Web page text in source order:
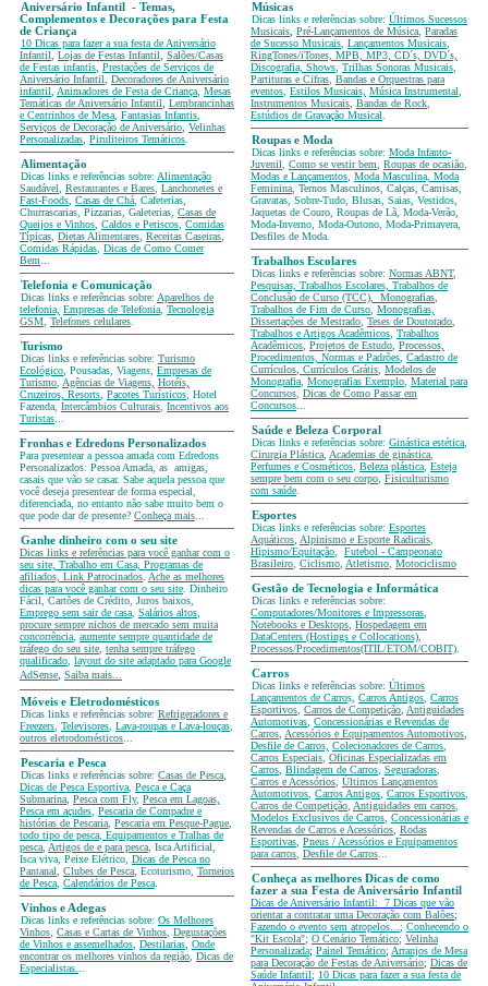
Aniversário Infantil - Temas,
Complementos e Decorações para Festa
de Criança
10 Dicas para fazer a sua festa de Aniversário
Infantil
Lojas de Festas Infantil
Salões/Casas
de Festas infantis Prestações de Serviços de
Aniversário Infantil
Decoradores de Aniversário
infantil
Animadores de Festa de Criança Mesas
Temáticas de Aniversário Infantil
Lembrancinhas
e Centrinhos de Mesa Fantasias Infantis
Serviços de Decoração de Aniversário Velinhas
Personalizadas Piruliteiros Temáticos
Alimentação
Dicas links e referências sobre: Alimentação
Saudável
Restaurantes e Bares Lanchonetes e
Fast-Foods Casas de Chá , Cafeterias,
Churrascarias, Pizzarias, Galeterias, Casas de
Queijos e Vinhos Caldos e Petiscos Comidas
Típicas Dietas Alimentares Receitas Caseiras
Comidas Rápidas Dicas de Como Comer
Bem
Telefonia e Comunicação
Dicas links e referências sobre: Aparelhos de
telefonia, Empresas de Telefonia Tecnologia
GSM Telefones celulares
Turismo
Dicas links e referências sobre: Turismo
Ecológico , Pousadas, Viagens, Empresas de
Turismo Agências de Viagens, Hotéis,
Cruzeiros, Resorts Pacotes Turísticos , Hotel
Fazenda, Intercâmbios Culturais Incentivos aos
Turistas
Fronhas e Edredons Personalizados
Para presentear a pessoa amada com Edredons
Personalizados: Pessoa Amada, as amigas,
casais que vão se casar. Sabe aquela pessoa que
você deseja presentear de forma especial,
diferenciada, no entanto não sabe muito bem o
que pode dar de presente? Conheça mais
Ganhe dinheiro com o seu site
Dicas links e referências para você ganhar com o
seu site, Trabalho em Casa, Programas de
afiliados, Link Patrocinados Ache as melhores
dicas para você ganhar com o seu site . Dinheiro
Fácil, Cartões de Crédito, Juros baixos,
Emprego sem sair de casa Salários altos
procure sempre nichos de mercado sem muita
concorrência aumente sempre quantidade de
tráfego do seu site tenha sempre tráfego
qualificado layout do site adaptado para Google
AdSense, Saiba mais...
Móveis e Eletrodomésticos
Dicas links e referências sobre: Refrigeradores e
Freezers Televisores Lava-roupas e Lava-louças
outros eletrodomésticos
Pescaria e Pesca
Dicas links e referências sobre: Casas de Pesca
Dicas de Pesca Esportiva Pesca e Caça
Submarina Pesca com Fly, Pesca em Lagoas,
Pesca em açudes Pescaria de Compadre e
histórias de Pescaria Pescaria em Pesque-Pague
todo tipo de pesca Equipamentos e Tralhas de
pesca Artigos de e para pesca , Isca Artificial,
Isca viva, Peixe Elétrico, Dicas de Pesca no
Pantanal
Clubes de Pesca , Ecoturismo, Torneios
de Pesca Calendários de Pesca
Vinhos e Adegas
Dicas links e referências sobre: Os Melhores
Vinhos Casas e Cartas de Vinhos Degustações
de Vinhos e assemelhados Destilarias Onde
encontrar os melhores vinhos da região Dicas de
Especialistas.
Músicas
Dicas links e referências sobre: Últimos Sucessos
Musicais Pré-Lançamentos de Música Paradas
de Sucesso Musicais Lançamentos Musicais
RingTones/iTones, MPB, MP3, CD´s, DVD´s,
Discografia, Shows Trilhas Sonoras Musicais
Partituras e Cifras Bandas e Orquestras para
eventos Estilos Musicais, Música Instrumental
Instrumentos Musicais Bandas de Rock
Estúdios de Gravação Musical
Roupas e Moda
Dicas links e referências sobre: Moda Infanto-
Juvenil
Como se vestir bem Roupas de ocasião
Modas e Lançamentos Moda Masculina, Moda
Feminina , Ternos Masculinos, Calças, Camisas,
Gravatas, Sobre-Tudo, Blusas, Saias, Vestidos,
Jaquetas de Couro, Roupas de Lã, Moda-Verão,
Moda-Inverno, Moda-Outono, Moda-Primavera,
Desfiles de Moda.
Trabalhos Escolares
Dicas links e referências sobre: Normas ABNT,
Pesquisas, Trabalhos Escolares, Trabalhos de
Conclusão de Curso (TCC), Monografias
Trabalhos de Fim de Curso Monografias,
Dissertações de Mestrado Teses de Doutorado
Trabalhos e Artigos Acadêmicos Trabalhos
Acadêmicos Projetos de Estudo Processos,
Procedimentos, Normas e Padrões Cadastro de
Currículos Currículos Grátis Modelos de
Monografia Monografias Exemplo Material para
Concursos Dicas de Como Passar em
Concursos
Saúde e Beleza Corporal
Dicas links e referências sobre: Ginástica estética
Cirurgia Plástica Academias de ginástica
Perfumes e Cosméticos Beleza plástica Esteja
sempre bem com o seu corpo Fisiculturismo
com saúde
Esportes
Dicas links e referências sobre: Esportes
Aquáticos Alpinismo e Esporte Radicais
Hipismo/Equitação
Futebol - Campeonato
Brasileiro Ciclismo Atletismo Motociclismo
Gestão de Tecnologia e Informática
Dicas links e referências sobre:
Computadores/Monitores e Impressoras
Notebooks e Desktops Hospedagem em
DataCenters (Hostings e Collocations)
Processos/Procedimentos(ITIL/ETOM/COBIT)
Carros
Dicas links e referências sobre: Últimos
Lançamentos de Carros, Carros Antigos Carros
Esportivos Carros de Competição Antiguidades
Automotivas Concessionárias e Revendas de
Carros Acessórios e Equipamentos Automotivos
Desfile de Carros, Colecionadores de Carros
Carros Especiais Oficinas Especializadas em
Carros Blindagem de Carros Seguradoras
Carros e Acessórios Últimos Lançamentos
Automotivos Carros Antigos Carros Esportivos
Carros de Competição Antiguidades em carros
Modelos Exclusivos de Carros Concessionárias e
Revendas de Carros e Acessórios Rodas
Esportivas Pneus / Acessórios e Equipamentos
para carros Desfile de Carros
Conheça as melhores Dicas de como
fazer a sua Festa de Aniversário Infantil
Dicas de Aniversário Infantil: 7 Dicas que vão
orientar a contratar uma Decoração com Balões;
Fazendo o evento sem atropelos... ; Conhecendo o
"Kit Escola"; O Cenário Temático; Velinha
Personalizada; Painel Temático; Arranjos de Mesa
para Decoração de Festas de Aniversário; Dicas de
Saúde Infantil; 10 Dicas para fazer a sua festa de